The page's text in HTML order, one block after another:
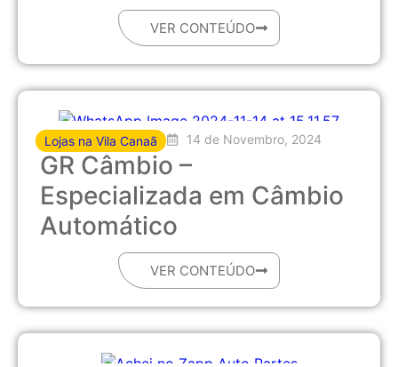
VER CONTEÚDO
Lojas na Vila Canaã 14 de Novembro, 2024
GR Câmbio –
Especializada em Câmbio
Automático
VER CONTEÚDO